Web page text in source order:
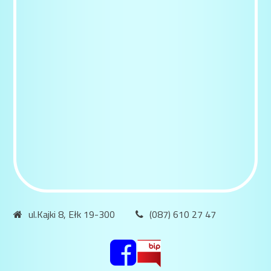
ul.Kajki 8, Ełk 19-300 (087) 610 27 47